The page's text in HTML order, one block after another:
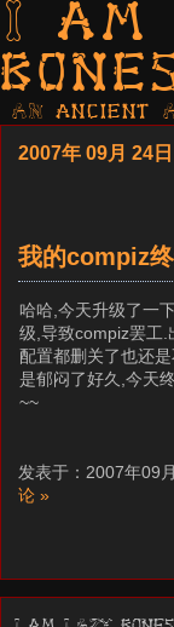
I am
AN ancient
2007年 09月 24
我的compiz
哈哈,今天升级了一
级,导致compiz罢工
配置都删关了也还
是郁闷了好久,今天
~~
发表于：2007年09
论 »